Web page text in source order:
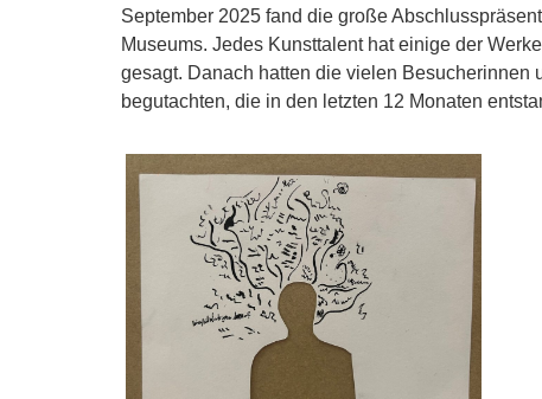
September 2025 fand die große
Museums. Jedes Kunsttalent hat einige der
gesagt. Danach hatten die vielen Besucherinnen
begutachten, die in den letzten 12 Monaten